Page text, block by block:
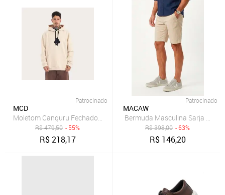
Patrocinado
MCD
Moletom Canguru Fechado Logo
R$479,50 - 55%
R$218,17
Patrocinado
MACAW
R$398,00 - 63%
R$ 146,20